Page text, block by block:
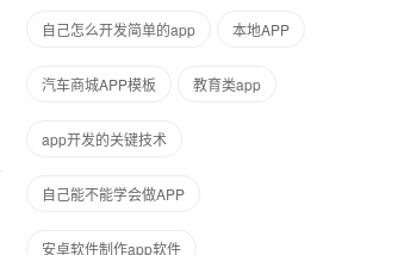
自己怎么开发简单的app 本地APP
汽车商城APP模板 教育类app
app开发的关键技术
自己能不能学会做APP
安卓软件制作app软件